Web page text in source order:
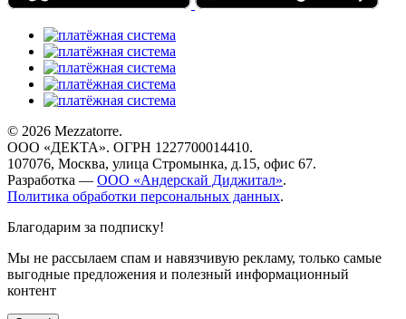
© 2026 Mezzatorre.
ООО «ДЕКТА». ОГРН 1227700014410.
107076, Москва, улица Стромынка, д.15, офис 67.
Разработка — ООО «Андерскай Диджитал».
Политика обработки персональных данных.
Благодарим за подписку!
Мы не рассылаем спам и навязчивую рекламу, только самые
выгодные предложения и полезный информационный
контент